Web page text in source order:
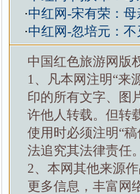
·中红网-宋有荣：母
·中红网-忽培元：
中国红色旅游网版
1、凡本网注明“来
印的所有文字、图
许他人转载。但转
使用时必须注明“
法追究其法律责任。
2、本网其他来源
更多信息，丰富网